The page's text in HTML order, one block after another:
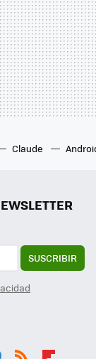
Claude
SUSCRIBIR